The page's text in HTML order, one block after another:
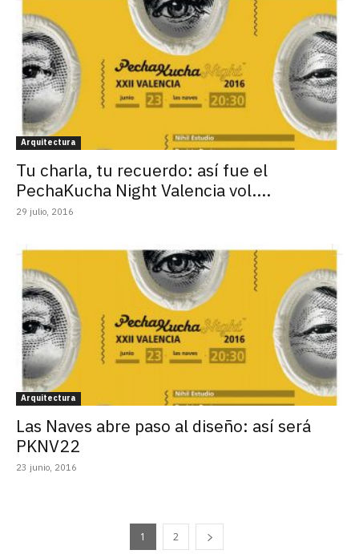
Arquitectura
Tu charla, tu recuerdo: así fue el
PechaKucha Night Valencia vol....
29 julio, 2016
Arquitectura
Las Naves abre paso al diseño: así será
PKNV22
23 junio, 2016
1 2